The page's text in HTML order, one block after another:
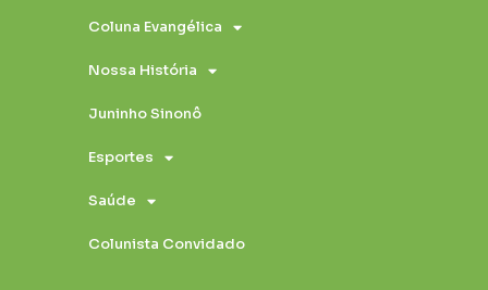
Coluna Evangélica
Nossa História
Juninho Sinonô
Esportes
Saúde
Colunista Convidado